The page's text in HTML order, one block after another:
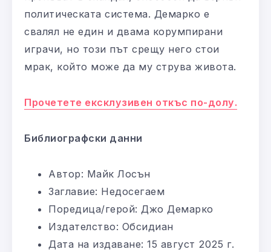
политическата система. Демарко е
свалял не един и двама корумпирани
играчи, но този път срещу него стои
мрак, който може да му струва живота.
Прочетете ексклузивен откъс по-долу.
Библиографски данни
Автор: Майк Лосън
Заглавие: Недосегаем
Поредица/герой: Джо Демарко
Издателство: Обсидиан
Дата на издаване: 15 август 2025 г.